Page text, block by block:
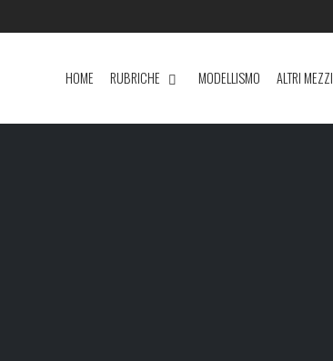
HOME RUBRICHE MODELLISMO ALTRI MEZZI